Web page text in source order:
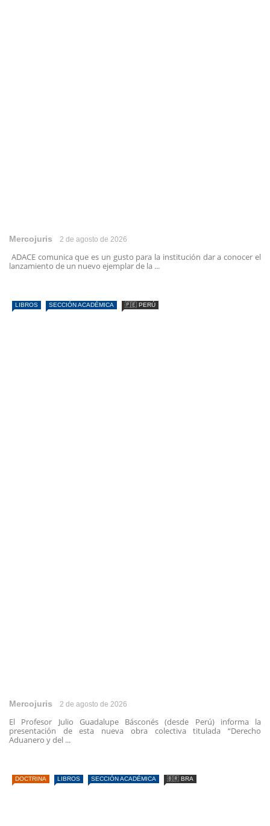
Mercojuris 2 de agosto de 2026
ADACE comunica que es un gusto para la institución dar a conocer el
lanzamiento de un nuevo ejemplar de la ...
LIBROS SECCIÓN ACADÉMICA 🇵🇪 PERÚ
Mercojuris 2 de agosto de 2026
El Profesor Julio Guadalupe Básconés (desde Perú) informa la
presentación de esta nueva obra colectiva titulada “Derecho
Aduanero y del ...
DOCTRINA LIBROS SECCIÓN ACADÉMICA 🇧🇷 BRA